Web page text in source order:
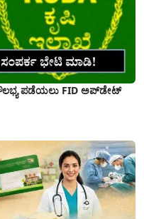
ಸೌಲಭ್ಯ ಪಡೆಯಲು FID ಅಪ್‌ಡೇಟ್